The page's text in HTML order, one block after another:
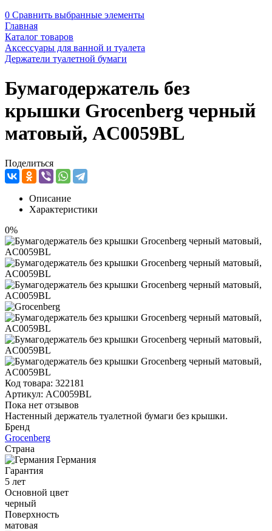
0 Сравнить выбранные элементы
Главная
Каталог товаров
Аксессуары для ванной и туалета
Держатели туалетной бумаги
Бумагодержатель без
крышки Grocenberg черный
матовый, AC0059BL
Поделиться
Описание
Характеристики
0%
Код товара: 322181
Артикул: AC0059BL
Пока нет отзывов
Настенный держатель туалетной бумаги без крышки.
Бренд
Grocenberg
Страна
Германия
Гарантия
5 лет
Основной цвет
черный
Поверхность
матовая